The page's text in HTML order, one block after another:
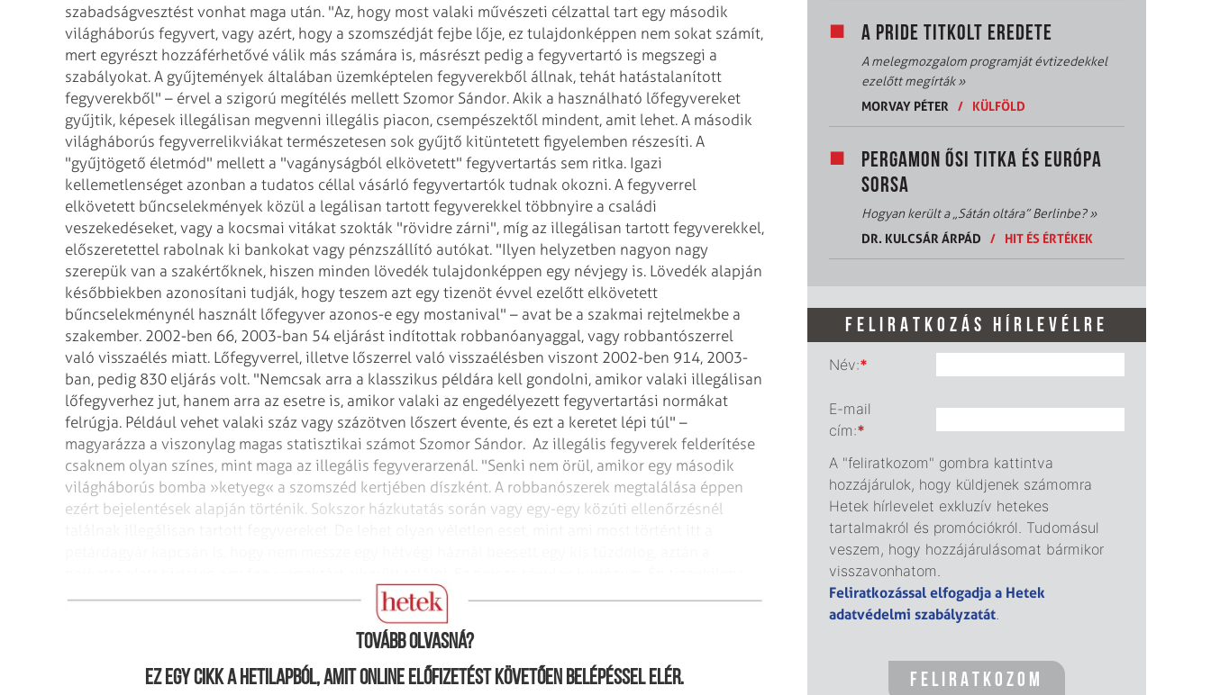
szabadságvesztést vonhat maga után. "Az, hogy most valaki művészeti célzattal tart egy második
világháborús fegyvert, vagy azért, hogy a szomszédját fejbe lője, ez tulajdonképpen nem sokat számít,
mert egyrészt hozzáférhetővé válik más számára is, másrészt pedig a fegyvertartó is megszegi a
szabályokat. A gyűjtemények általában üzemképtelen fegyverekből állnak, tehát hatástalanított
fegyverekből" – érvel a szigorú megítélés mellett Szomor Sándor. Akik a használható lőfegyvereket
gyűjtik, képesek illegálisan megvenni illegális piacon, csempészektől mindent, amit lehet. A második
világháborús fegyverrelikviákat természetesen sok gyűjtő kitüntetett figyelemben részesíti. A
"gyűjtögető életmód" mellett a "vagányságból elkövetett" fegyvertartás sem ritka. Igazi
kellemetlenséget azonban a tudatos céllal vásárló fegyvertartók tudnak okozni. A fegyverrel
elkövetett bűncselekmények közül a legálisan tartott fegyverekkel többnyire a családi
veszekedéseket, vagy a kocsmai vitákat szokták "rövidre zárni", míg az illegálisan tartott fegyverekkel,
előszeretettel rabolnak ki bankokat vagy pénzszállító autókat. "Ilyen helyzetben nagyon nagy
szerepük van a szakértőknek, hiszen minden lövedék tulajdonképpen egy névjegy is. Lövedék alapján
későbbiekben azonosítani tudják, hogy teszem azt egy tizenöt évvel ezelőtt elkövetett
bűncselekménynél használt lőfegyver azonos-e egy mostanival" – avat be a szakmai rejtelmekbe a
szakember. 2002-ben 66, 2003-ban 54 eljárást indítottak robbanóanyaggal, vagy robbantószerrel
való visszaélés miatt. Lőfegyverrel, illetve lőszerrel való visszaélésben viszont 2002-ben 914, 2003-
ban, pedig 830 eljárás volt. "Nemcsak arra a klasszikus példára kell gondolni, amikor valaki illegálisan
lőfegyverhez jut, hanem arra az esetre is, amikor valaki az engedélyezett fegyvertartási normákat
felrúgja. Például vehet valaki száz vagy százötven lőszert évente, és ezt a keretet lépi túl" –
magyarázza a viszonylag magas statisztikai számot Szomor Sándor. Az illegális fegyverek felderítése
csaknem olyan színes, mint maga az illegális fegyverarzenál. "Senki nem örül, amikor egy második
világháborús bomba »ketyeg« a szomszéd kertjében díszként. A robbanószerek megtalálása éppen
ezért bejelentések alapján történik. Sokszor házkutatás során vagy egy-egy közúti ellenőrzésnél
éve dolgozom a rendőrségen, ilyennel még nem találkoztam" – ismeri be Szomor Sándor.
Tovább olvasná?
Ez egy cikk a hetilapból, amit online előfizetést követően belépéssel elér.
A PRIDE TITKOLT EREDETE
A melegmozgalom programját évtizedekkel
ezelőtt megírták»
MORVAY PÉTER
/ KÜLFÖLD
PERGAMON ŐSI TITKA ÉS EURÓPA
SORSA
Hogyan került a „Sátán oltára” Berlinbe?»
DR. KULCSÁR ÁRPÁD
/ HIT ÉS ÉRTÉKEK
FELIRATKOZÁS HÍRLEVÉLRE
Név:*
E-mail
cím:*
A "feliratkozom" gombra kattintva
hozzájárulok, hogy küldjenek számomra
Hetek hírlevelet exkluzív hetekes
tartalmakról és promóciókról. Tudomásul
veszem, hogy hozzájárulásomat bármikor
visszavonhatom.
Feliratkozással elfogadja a Hetek
adatvédelmi szabályzatát.